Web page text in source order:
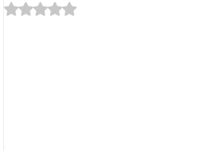
Dinilai NaN dari 5 bintang.